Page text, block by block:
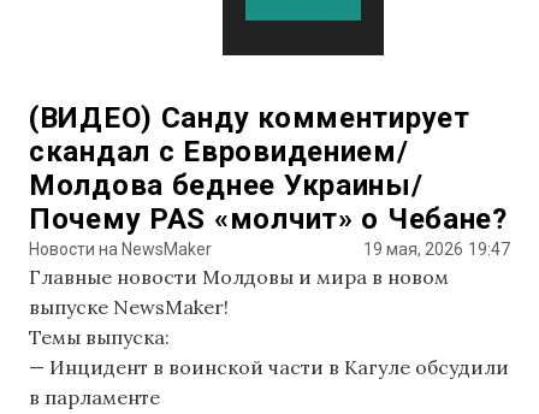
(ВИДЕО) Санду комментирует
скандал с Евровидением/
Молдова беднее Украины/
Почему PAS «молчит» о Чебане?
Новости на NewsMaker 19 мая, 2026 19:47
Главные новости Молдовы и мира в новом
выпуске NewsMaker!
Темы выпуска:
— Инцидент в воинской части в Кагуле обсудили
в парламенте